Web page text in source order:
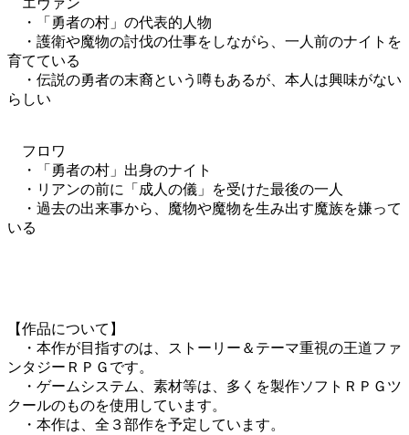
エヴァン
・「勇者の村」の代表的人物
・護衛や魔物の討伐の仕事をしながら、一人前のナイトを
育てている
・伝説の勇者の末裔という噂もあるが、本人は興味がない
らしい
フロワ
・「勇者の村」出身のナイト
・リアンの前に「成人の儀」を受けた最後の一人
・過去の出来事から、魔物や魔物を生み出す魔族を嫌って
いる
【作品について】
・本作が目指すのは、ストーリー＆テーマ重視の王道ファ
ンタジーＲＰＧです。
・ゲームシステム、素材等は、多くを製作ソフトＲＰＧツ
クールのものを使用しています。
・本作は、全３部作を予定しています。